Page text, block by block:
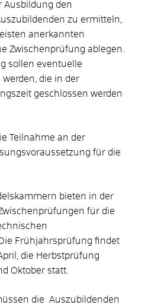
Ausbildung den
zu ermitteln,
anerkannten
Zwischenprüfung ablegen.
sollen eventuelle
die in der
geschlossen werden
Teilnahme an der
für die
bieten in der
für die
Frühjahrsprüfung findet
die Herbstprüfung
Oktober statt.
die Auszubildenden